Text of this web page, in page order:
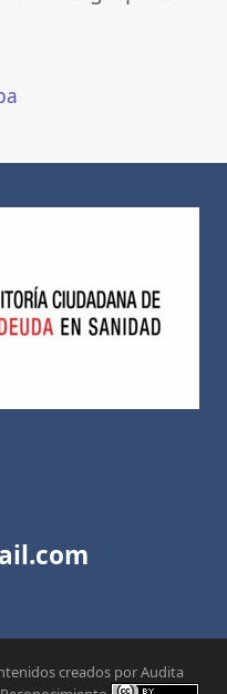
creados por Audita